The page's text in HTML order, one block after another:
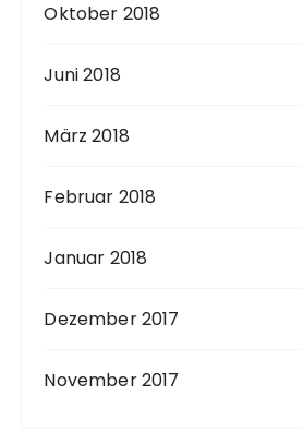
Oktober 2018
Juni 2018
März 2018
Februar 2018
Januar 2018
Dezember 2017
November 2017